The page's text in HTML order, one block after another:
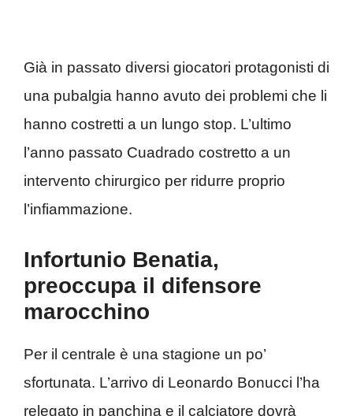
Già in passato diversi giocatori protagonisti di
una pubalgia hanno avuto dei problemi che li
hanno costretti a un lungo stop. L’ultimo
l’anno passato Cuadrado costretto a un
intervento chirurgico per ridurre proprio
l’infiammazione.
Infortunio Benatia,
preoccupa il difensore
marocchino
Per il centrale è una stagione un po’
sfortunata. L’arrivo di Leonardo Bonucci l’ha
relegato in panchina e il calciatore dovrà